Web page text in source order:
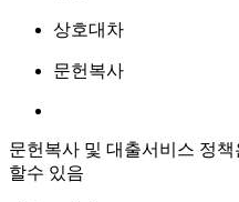
상호대차
문헌복사
문헌복사 및 대출서비스 정
할수 있음